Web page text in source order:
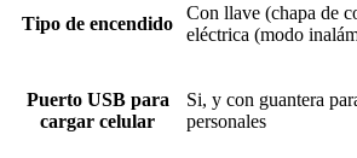
Tipo de encendido
Con llave (chapa de
eléctrica (modo
Puerto USB para
cargar celular
Si, y con guantera
personales